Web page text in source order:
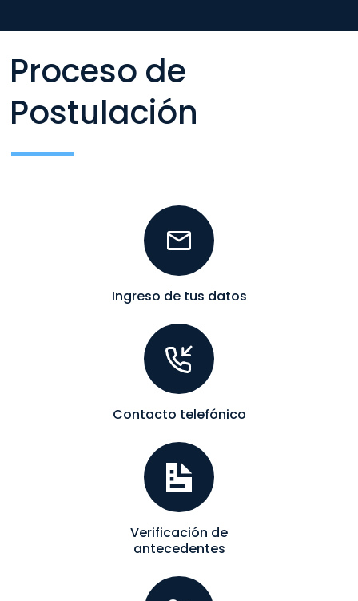
Proceso de
Postulación
Ingreso de tus datos
Contacto telefónico
Verificación de
antecedentes